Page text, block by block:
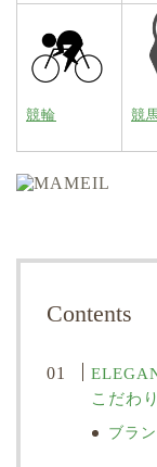
競輪 競
Contents
こだわ
ブラ